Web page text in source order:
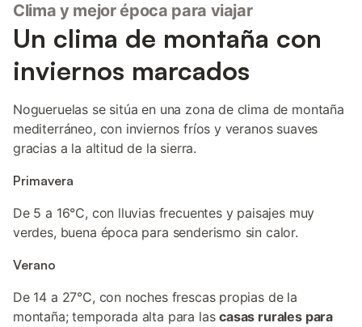
Clima y mejor época para viajar
Un clima de montaña con
inviernos marcados
Nogueruelas se sitúa en una zona de clima de montaña
mediterráneo, con inviernos fríos y veranos suaves
gracias a la altitud de la sierra.
Primavera
De 5 a 16°C, con lluvias frecuentes y paisajes muy
verdes, buena época para senderismo sin calor.
Verano
De 14 a 27°C, con noches frescas propias de la
montaña; temporada alta para lascasas rurales para